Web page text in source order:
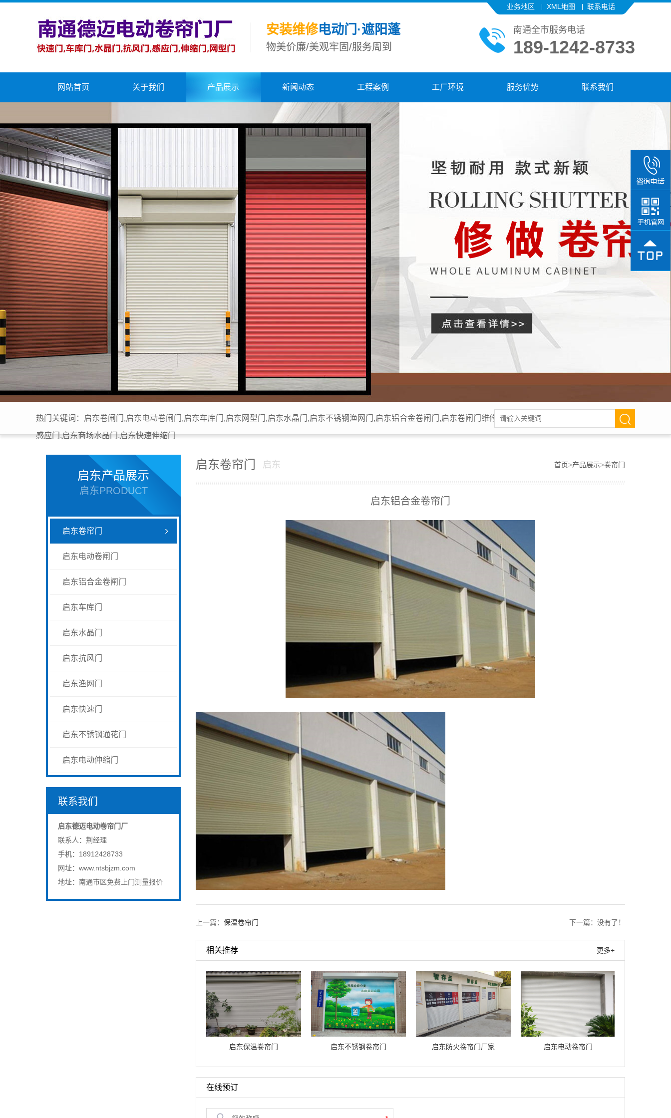
安装维修电动门·遮阳蓬
物美价廉/美观牢固/服务周到
南通全市服务电话
189-1242-8733
业务地区 XML地图 联系电话
网站首页 关于我们 产品展示 新闻动态 工程案例 工厂环境 服务优势 联系我们
热门关键词：启东卷闸门,启东电动卷闸门,启东车库门,启东网型门,启东水晶门,启东不锈钢渔网门,启东铝合金卷闸门,启东卷闸门维修,启东电动卷帘门,启东工厂电动门,启东
感应门,启东商场水晶门,启东快速伸缩门
启东产品展示
启东PRODUCT
启东卷帘门
启东电动卷闸门
启东铝合金卷闸门
启东车库门
启东水晶门
启东抗风门
启东渔网门
启东快速门
启东不锈钢通花门
启东电动伸缩门
联系我们
启东德迈电动卷帘门厂
联系人：荆经理
手机：18912428733
网址：www.ntsbjzm.com
地址：南通市区免费上门测量报价
启东卷帘门 启东 首页>产品展示>卷帘门
启东铝合金卷帘门
上一篇： 保温卷帘门 下一篇：没有了！
相关推荐 更多+
启东保温卷帘门 启东不锈钢卷帘门 启东防火卷帘门厂家 启东电动卷帘门
在线预订
189-